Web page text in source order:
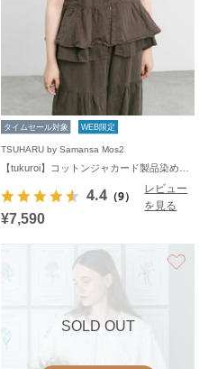
タイムセール対象 WEB限定
TSUHARU by Samansa Mos2
4.4 （9）
レビュー
を見る
¥7,590
SOLD OUT